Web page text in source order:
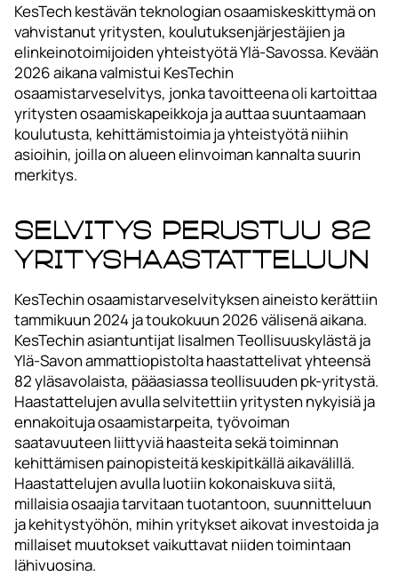
KesTech kestävän teknologian osaamiskeskittymä on
vahvistanut yritysten, koulutuksenjärjestäjien ja
elinkeinotoimijoiden yhteistyötä Ylä-Savossa. Kevään
2026 aikana valmistui KesTechin
osaamistarveselvitys, jonka tavoitteena oli kartoittaa
yritysten osaamiskapeikkoja ja auttaa suuntaamaan
koulutusta, kehittämistoimia ja yhteistyötä niihin
asioihin, joilla on alueen elinvoiman kannalta suurin
merkitys.
Selvitys perustuu 82
yrityshaastatteluun
KesTechin osaamistarveselvityksen aineisto kerättiin
tammikuun 2024 ja toukokuun 2026 välisenä aikana.
KesTechin asiantuntijat Iisalmen Teollisuuskylästä ja
Ylä-Savon ammattiopistolta haastattelivat yhteensä
82 yläsavolaista, pääasiassa teollisuuden pk-yritystä.
Haastattelujen avulla selvitettiin yritysten nykyisiä ja
ennakoituja osaamistarpeita, työvoiman
saatavuuteen liittyviä haasteita sekä toiminnan
kehittämisen painopisteitä keskipitkällä aikavälillä.
Haastattelujen avulla luotiin kokonaiskuva siitä,
millaisia osaajia tarvitaan tuotantoon, suunnitteluun
ja kehitystyöhön, mihin yritykset aikovat investoida ja
millaiset muutokset vaikuttavat niiden toimintaan
lähivuosina.